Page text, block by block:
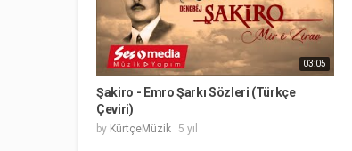
03:05
Şakiro - Emro Şarkı Sözleri (Türkçe
Çeviri)
by KürtçeMüzik 5 yıl